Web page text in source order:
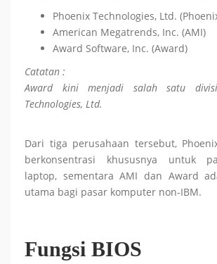
Phoenix Technologies, Ltd.
American Megatrends, Inc. (AMI)
Award Software, Inc. (Award)
Catatan :
Award kini menjadi salah satu
Technologies, Ltd.
Dari tiga perusahaan tersebut,
berkonsentrasi khususnya untuk
laptop, sementara AMI dan Award
utama bagi pasar komputer non-IBM.
Fungsi BIOS